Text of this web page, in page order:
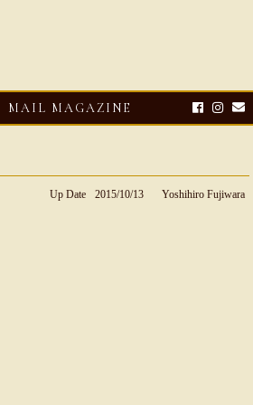
MAIL MAGAZINE
Up Date 2015/10/13 Yoshihiro Fujiwara